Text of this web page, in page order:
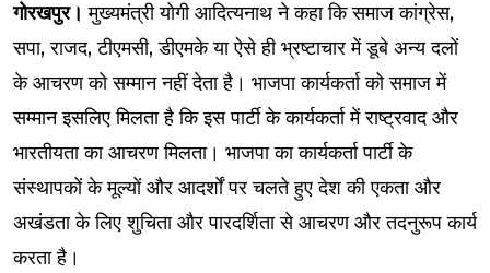
गोरखपुर।मुख्यमंत्री योगी आदित्यनाथ ने कहा कि समाज कांग्रेस,
सपा, राजद, टीएमसी, डीएमके या ऐसे ही भ्रष्टाचार में डूबे अन्य दलों
के आचरण को सम्मान नहीं देता है। भाजपा कार्यकर्ता को समाज में
सम्मान इसलिए मिलता है कि इस पार्टी के कार्यकर्ता में राष्ट्रवाद और
भारतीयता का आचरण मिलता। भाजपा का कार्यकर्ता पार्टी के
संस्थापकों के मूल्यों और आदर्शों पर चलते हुए देश की एकता और
अखंडता के लिए शुचिता और पारदर्शिता से आचरण और तदनुरूप कार्य
करता है।